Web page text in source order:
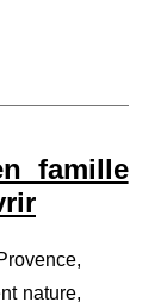
famille
nature,